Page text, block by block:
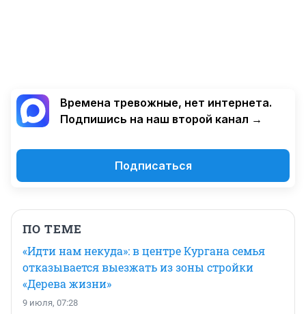
Времена тревожные, нет интернета.
Подпишись на наш второй канал →
Подписаться
ПО ТЕМЕ
«Идти нам некуда»: в центре Кургана семья
отказывается выезжать из зоны стройки
«Дерева жизни»
9 июля, 07:28